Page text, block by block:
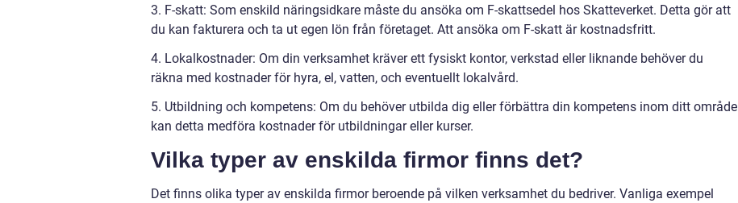
3. F-skatt: Som enskild näringsidkare måste du ansöka om F-skattsedel hos Skatteverket. Detta gör att
du kan fakturera och ta ut egen lön från företaget. Att ansöka om F-skatt är kostnadsfritt.
4. Lokalkostnader: Om din verksamhet kräver ett fysiskt kontor, verkstad eller liknande behöver du
räkna med kostnader för hyra, el, vatten, och eventuellt lokalvård.
5. Utbildning och kompetens: Om du behöver utbilda dig eller förbättra din kompetens inom ditt område
kan detta medföra kostnader för utbildningar eller kurser.
Vilka typer av enskilda firmor finns det?
Det finns olika typer av enskilda firmor beroende på vilken verksamhet du bedriver. Vanliga exempel